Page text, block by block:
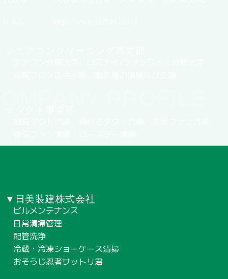
▼日美装建株式会社
ビルメンテナンス
日常清掃管理
配管洗浄
冷蔵・冷凍ショーケース清掃
おそうじ忍者サットリ君